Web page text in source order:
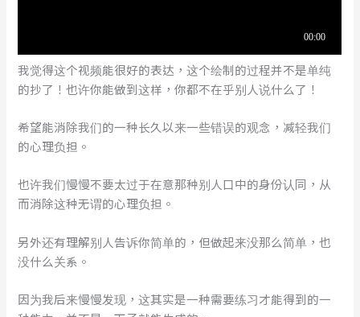
我觉得这个视频能很好的表达，这个绘制的过程并不是单纯
的抄了！也许你能做到这样，你都不在乎别人说什么了！
希望能消除我们的一种长久以来一些错误的观念，减轻我们
的心理负担。
也许我们慢慢不要太过于在意那种别人口中的身份认同，从
而消除这种无谓的心理负担。
另外还有理解别人告诉你简单的，但做起来没那么简单，也
没什么关系。
因为我后来慢慢发现，这其实是一种需要练习才能得到的一